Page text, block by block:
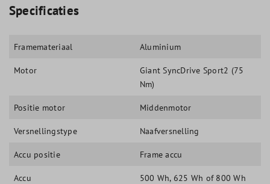
Specificaties
Framemateriaal Aluminium
Motor
Giant SyncDrive Sport2 (75
Nm)
Positie motor Middenmotor
Versnellingstype Naafversnelling
Accu positie Frame accu
Accu 500 Wh, 625 Wh of 800 Wh